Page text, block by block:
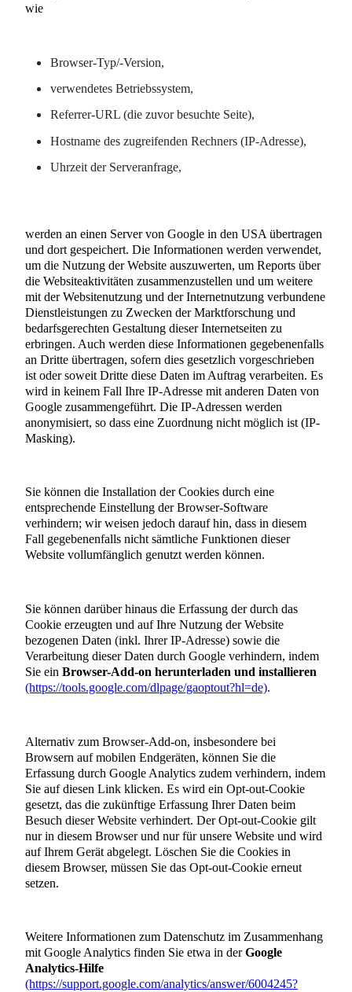
wie
Browser-Typ/-Version,
verwendetes Betriebssystem,
Referrer-URL (die zuvor besuchte Seite),
Hostname des zugreifenden Rechners (IP-Adresse),
Uhrzeit der Serveranfrage,
werden an einen Server von Google in den USA übertragen
und dort gespeichert. Die Informationen werden verwendet,
um die Nutzung der Website auszuwerten, um Reports über
die Websiteaktivitäten zusammenzustellen und um weitere
mit der Websitenutzung und der Internetnutzung verbundene
Dienstleistungen zu Zwecken der Marktforschung und
bedarfsgerechten Gestaltung dieser Internetseiten zu
erbringen. Auch werden diese Informationen gegebenenfalls
an Dritte übertragen, sofern dies gesetzlich vorgeschrieben
ist oder soweit Dritte diese Daten im Auftrag verarbeiten. Es
wird in keinem Fall Ihre IP-Adresse mit anderen Daten von
Google zusammengeführt. Die IP-Adressen werden
anonymisiert, so dass eine Zuordnung nicht möglich ist (IP-
Masking).
Sie können die Installation der Cookies durch eine
entsprechende Einstellung der Browser-Software
verhindern; wir weisen jedoch darauf hin, dass in diesem
Fall gegebenenfalls nicht sämtliche Funktionen dieser
Website vollumfänglich genutzt werden können.
Sie können darüber hinaus die Erfassung der durch das
Cookie erzeugten und auf Ihre Nutzung der Website
bezogenen Daten (inkl. Ihrer IP-Adresse) sowie die
Verarbeitung dieser Daten durch Google verhindern, indem
Sie ein Browser-Add-on herunterladen und installieren
(https://tools.google.com/dlpage/gaoptout?hl=de).
Alternativ zum Browser-Add-on, insbesondere bei
Browsern auf mobilen Endgeräten, können Sie die
Erfassung durch Google Analytics zudem verhindern, indem
Sie auf diesen Link klicken. Es wird ein Opt-out-Cookie
gesetzt, das die zukünftige Erfassung Ihrer Daten beim
Besuch dieser Website verhindert. Der Opt-out-Cookie gilt
nur in diesem Browser und nur für unsere Website und wird
auf Ihrem Gerät abgelegt. Löschen Sie die Cookies in
diesem Browser, müssen Sie das Opt-out-Cookie erneut
setzen.
Weitere Informationen zum Datenschutz im Zusammenhang
mit Google Analytics finden Sie etwa in derGoogle
Analytics-Hilfe
(https://support.google.com/analytics/answer/6004245?